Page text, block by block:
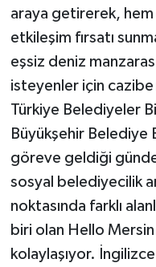
araya getirerek,
etkileşim fırsatı
eşsiz deniz
isteyenler için
Türkiye Belediyeler
Büyükşehir Belediye
göreve geldiği
sosyal belediyecilik
noktasında farklı
biri olan Hello
kolaylaşıyor.